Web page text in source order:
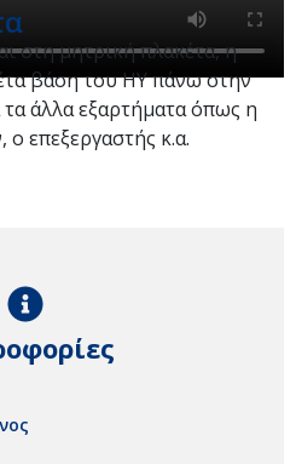
στη μητρική πλακέτα, η
βάση του ΗΥ πάνω στην
άλλα εξαρτήματα όπως η
επεξεργαστής κ.α.